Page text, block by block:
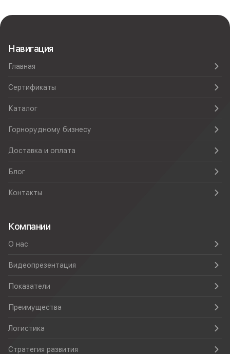
Навигация
Главная
Сертификаты
Каталог
Горнорудному бизнесу
Доставка и оплата
Блог
Контакты
Компании
О нас
Видеопрезентация
Показатели
Преимущества
Логистика
Стратегия развития